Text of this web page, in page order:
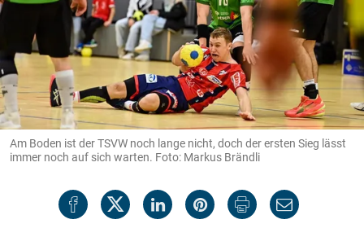
Am Boden ist der TSVW noch lange nicht, doch der ersten Sieg lässt
immer noch auf sich warten. Foto: Markus Brändli